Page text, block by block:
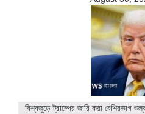
বিশ্বজুড়ে ট্রাম্পের জারি করা বেশিরভাগ